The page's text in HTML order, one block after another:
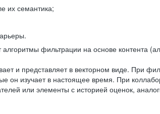
их семантика;
фильтрации на основе контента
и представляет в векторном виде. При
он изучает в настоящее время. При
или элементы с историей оценок,